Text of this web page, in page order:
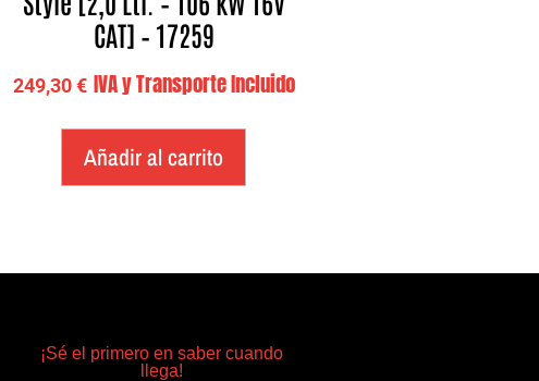
CAT] – 17259
249,30€ IVA y Transporte Incluido
Añadir al carrito
¡Sé el primero en saber cuando
llega!